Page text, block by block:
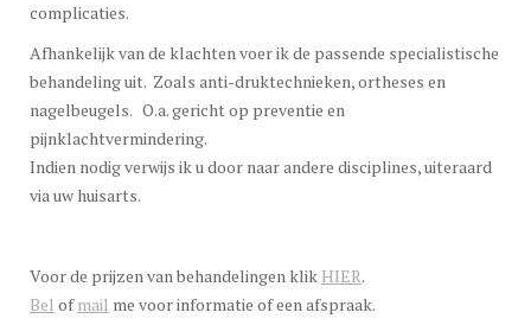
complicaties.
Afhankelijk van de klachten voer ik de passende specialistische
behandeling uit. Zoals anti-druktechnieken, ortheses en
nagelbeugels. O.a. gericht op preventie en
pijnklachtvermindering.
Indien nodig verwijs ik u door naar andere disciplines, uiteraard
via uw huisarts.
Voor de prijzen van behandelingen klik HIER.
Bel ofmail me voor informatie of een afspraak.